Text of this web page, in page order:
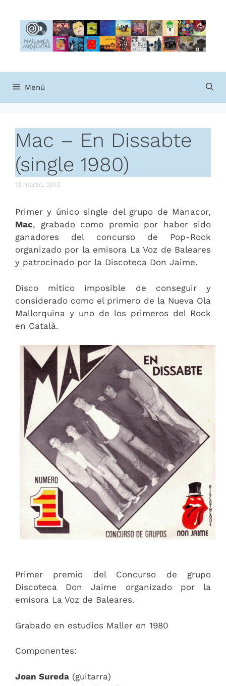
contenido
Menú
Mac – En Dissabte
(single 1980)
13 marzo, 2010
Primer y único single del grupo de Manacor,
Mac, grabado como premio por haber sido
ganadores del concurso de Pop-Rock
organizado por la emisora La Voz de Baleares
y patrocinado por la Discoteca Don Jaime.
Disco mítico imposible de conseguir y
considerado como el primero de la Nueva Ola
Mallorquina y uno de los primeros del Rock
en Català.
Primer premio del Concurso de grupo
Discoteca Don Jaime organizado por la
emisora La Voz de Baleares.
Grabado en estudios Maller en 1980
Componentes:
Joan Sureda (guitarra)